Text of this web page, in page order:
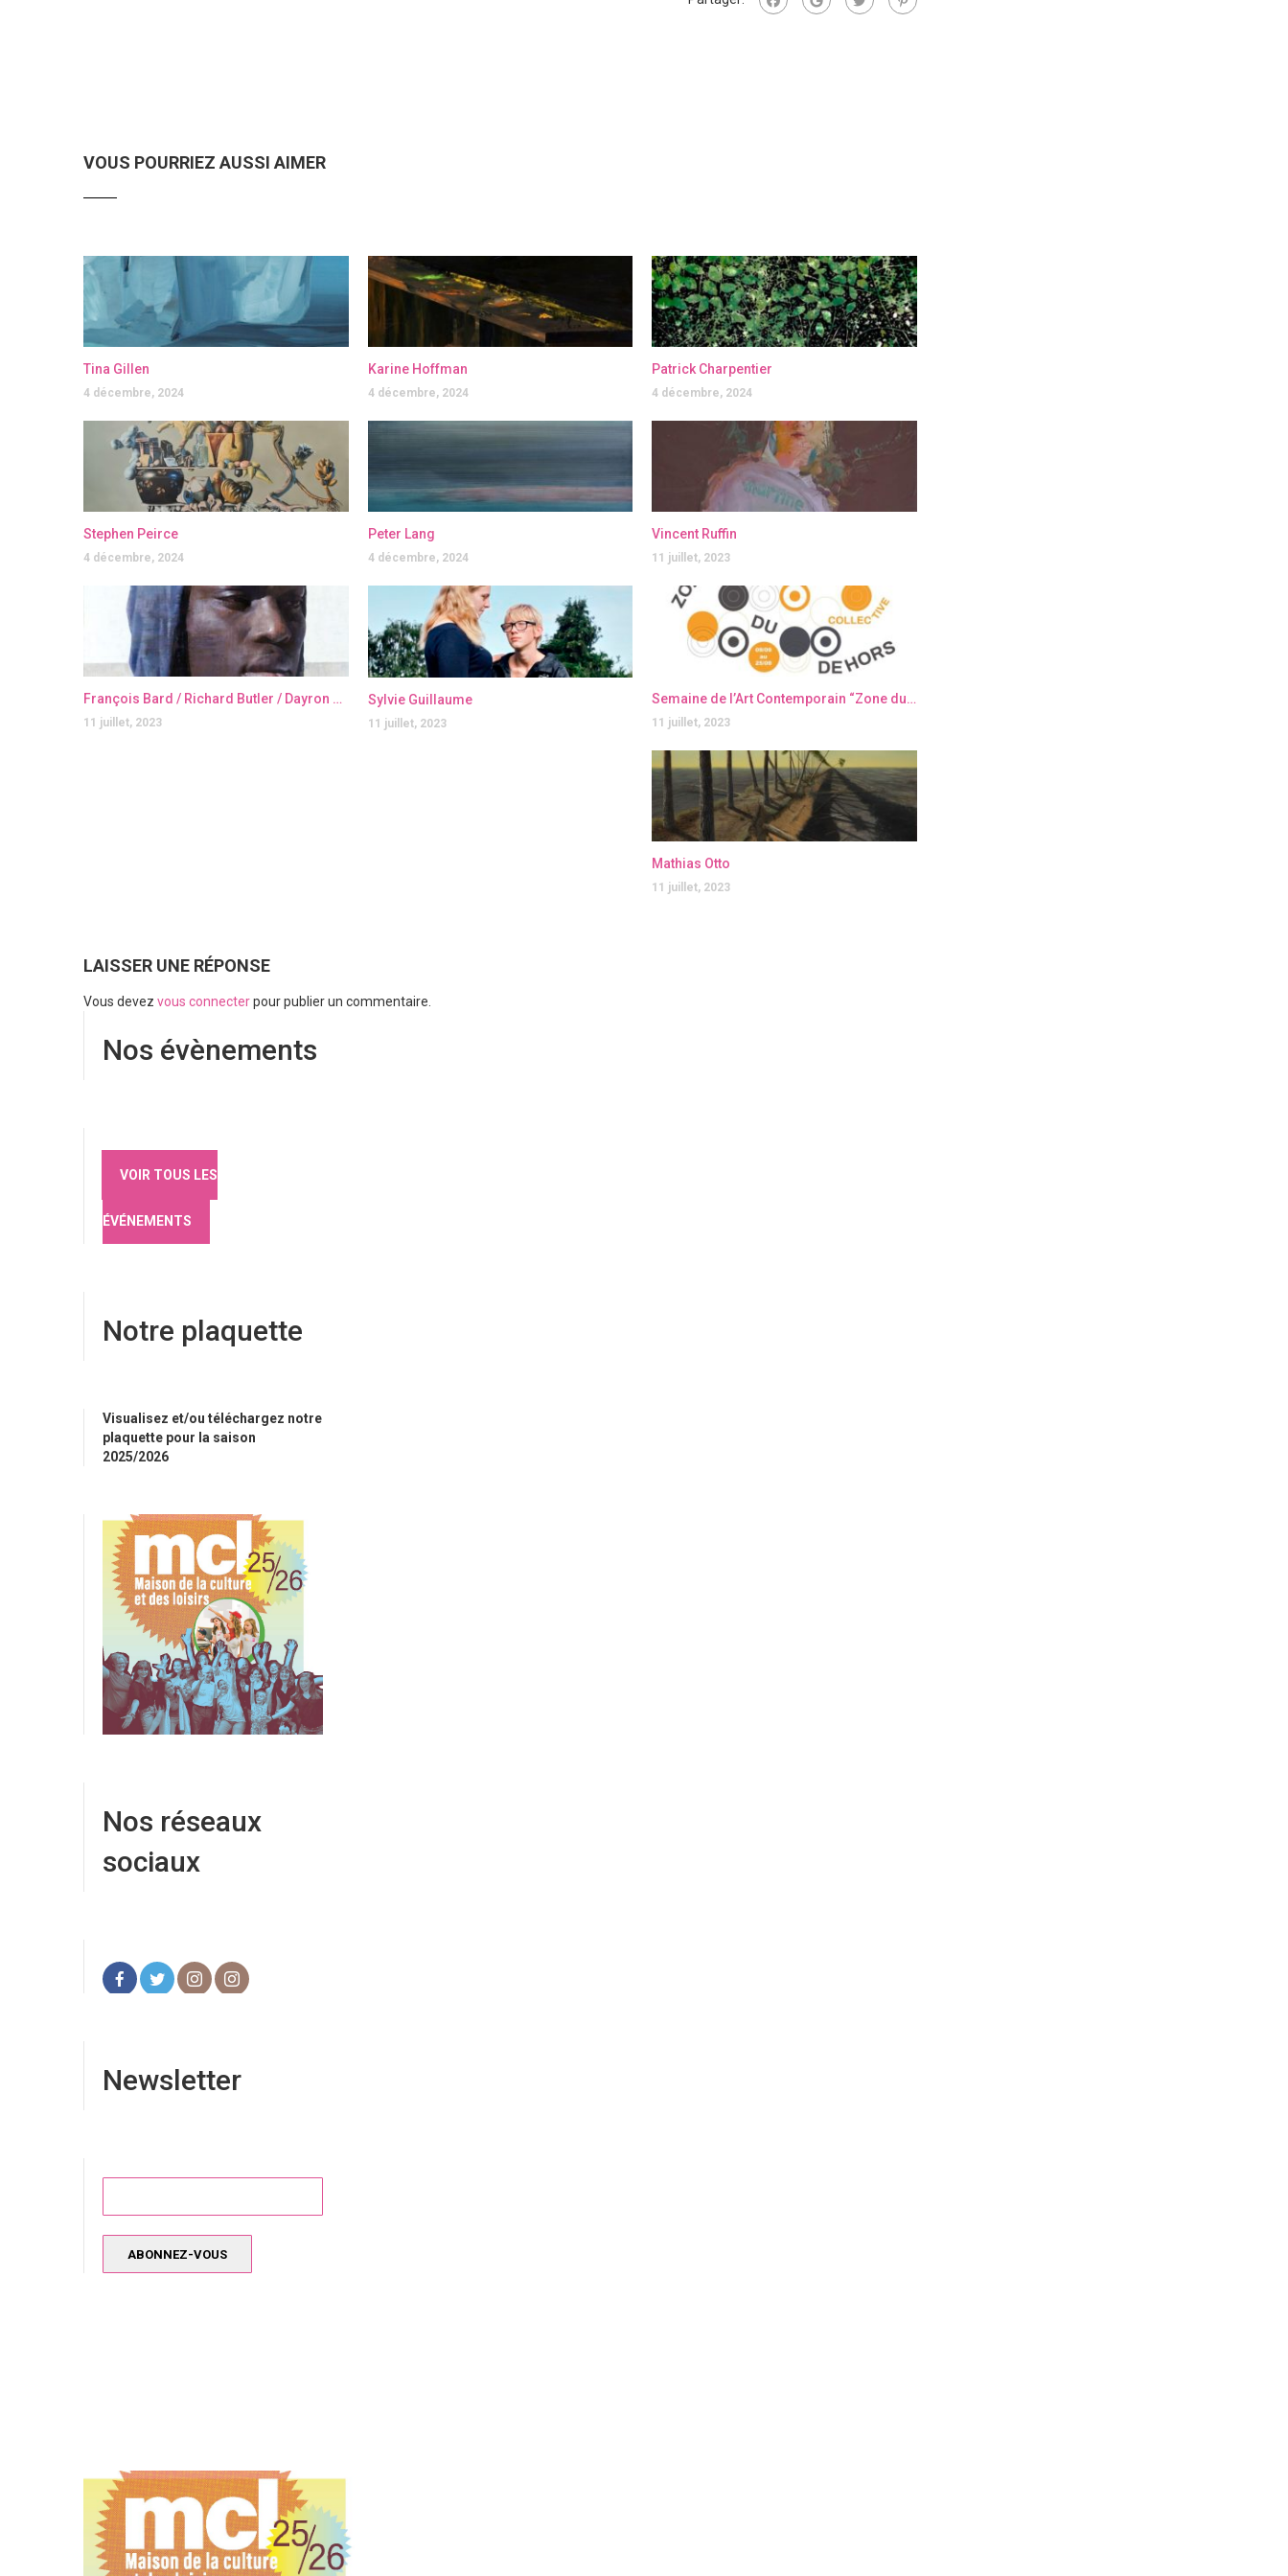
VOUS POURRIEZ AUSSI AIMER
Tina Gillen
4 décembre, 2024
Karine Hoffman
4 décembre, 2024
Patrick Charpentier
4 décembre, 2024
Stephen Peirce
4 décembre, 2024
Peter Lang
4 décembre, 2024
Vincent Ruffin
11 juillet, 2023
François Bard / Richard Butler / Dayron Gonzalez / Julien Graizely / Jérôme Lagarrigue
11 juillet, 2023
Sylvie Guillaume
11 juillet, 2023
Semaine de l’Art Contemporain “Zone du dehors” – Elsa Muller & Elisa Sanchez
11 juillet, 2023
Mathias Otto
11 juillet, 2023
LAISSER UNE RÉPONSE
Vous devez vous connecterpour publier un commentaire.
Nos évènements
VOIR TOUS LES
ÉVÉNEMENTS
Notre plaquette
Visualisez et/ou téléchargez notre
plaquette pour la saison
2025/2026
Nos réseaux
sociaux
Newsletter